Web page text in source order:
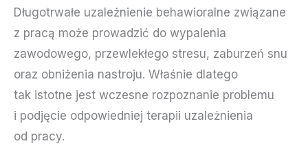
Długotrwałe uzależnienie behawioralne związane
z pracą może prowadzić do wypalenia
zawodowego, przewlekłego stresu, zaburzeń snu
oraz obniżenia nastroju. Właśnie dlatego
tak istotne jest wczesne rozpoznanie problemu
i podjęcie odpowiedniej terapii uzależnienia
od pracy.